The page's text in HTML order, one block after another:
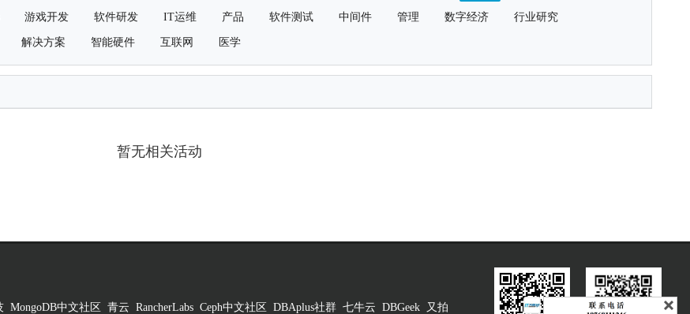
游戏开发 软件研发 IT运维 产品 软件测试 中间件 管理 数字经济 行业研究
解决方案 智能硬件 互联网 医学
暂无相关活动
MongoDB中文社区 青云 RancherLabs Ceph中文社区 DBAplus社群 七牛云 DBGeek
又拍